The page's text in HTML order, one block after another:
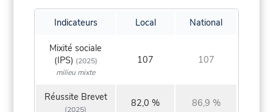
Indicateurs Local National
Mixité sociale
(IPS) (2025)
milieu mixte
107 107
Réussite Brevet
(2025)
82,0 % 86,9 %